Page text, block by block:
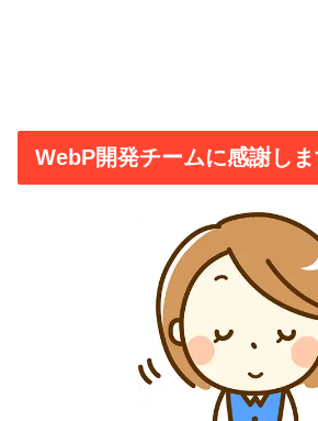
WebP開発チームに感謝し